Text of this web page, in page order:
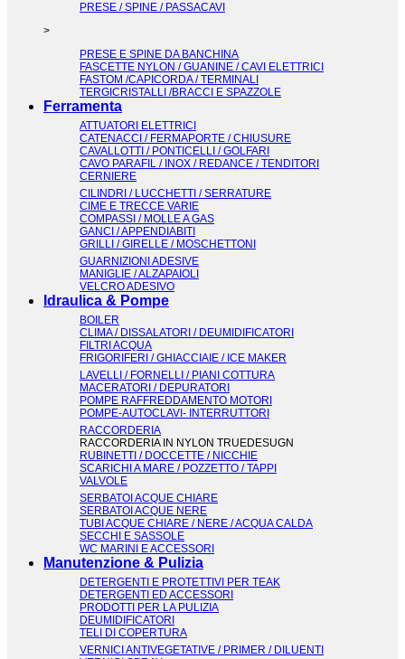
PRESE / SPINE / PASSACAVI
>
PRESE E SPINE DA BANCHINA
FASCETTE NYLON / GUANINE / CAVI ELETTRICI
FASTOM /CAPICORDA / TERMINALI
TERGICRISTALLI /BRACCI E SPAZZOLE
Ferramenta
ATTUATORI ELETTRICI
CATENACCI / FERMAPORTE / CHIUSURE
CAVALLOTTI / PONTICELLI / GOLFARI
CAVO PARAFIL / INOX / REDANCE / TENDITORI
CERNIERE
CILINDRI / LUCCHETTI / SERRATURE
CIME E TRECCE VARIE
COMPASSI / MOLLE A GAS
GANCI / APPENDIABITI
GRILLI / GIRELLE / MOSCHETTONI
GUARNIZIONI ADESIVE
MANIGLIE / ALZAPAIOLI
VELCRO ADESIVO
Idraulica & Pompe
BOILER
CLIMA / DISSALATORI / DEUMIDIFICATORI
FILTRI ACQUA
FRIGORIFERI / GHIACCIAIE / ICE MAKER
LAVELLI / FORNELLI / PIANI COTTURA
MACERATORI / DEPURATORI
POMPE RAFFREDDAMENTO MOTORI
POMPE-AUTOCLAVI- INTERRUTTORI
RACCORDERIA
RACCORDERIA IN NYLON TRUEDESUGN
RUBINETTI / DOCCETTE / NICCHIE
SCARICHI A MARE / POZZETTO / TAPPI
VALVOLE
SERBATOI ACQUE CHIARE
SERBATOI ACQUE NERE
TUBI ACQUE CHIARE / NERE / ACQUA CALDA
SECCHI E SASSOLE
WC MARINI E ACCESSORI
Manutenzione & Pulizia
DETERGENTI E PROTETTIVI PER TEAK
DETERGENTI ED ACCESSORI
PRODOTTI PER LA PULIZIA
DEUMIDIFICATORI
TELI DI COPERTURA
VERNICI ANTIVEGETATIVE / PRIMER / DILUENTI